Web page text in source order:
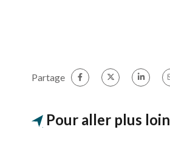
Partage
Pour aller plus loin